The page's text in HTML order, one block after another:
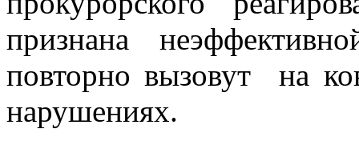
признана
повторно вызовут на
нарушениях.